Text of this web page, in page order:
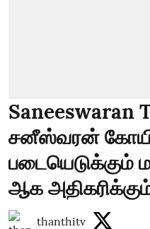
Saneeswaran
சனீஸ்வரன்
ஆக
thanthitv